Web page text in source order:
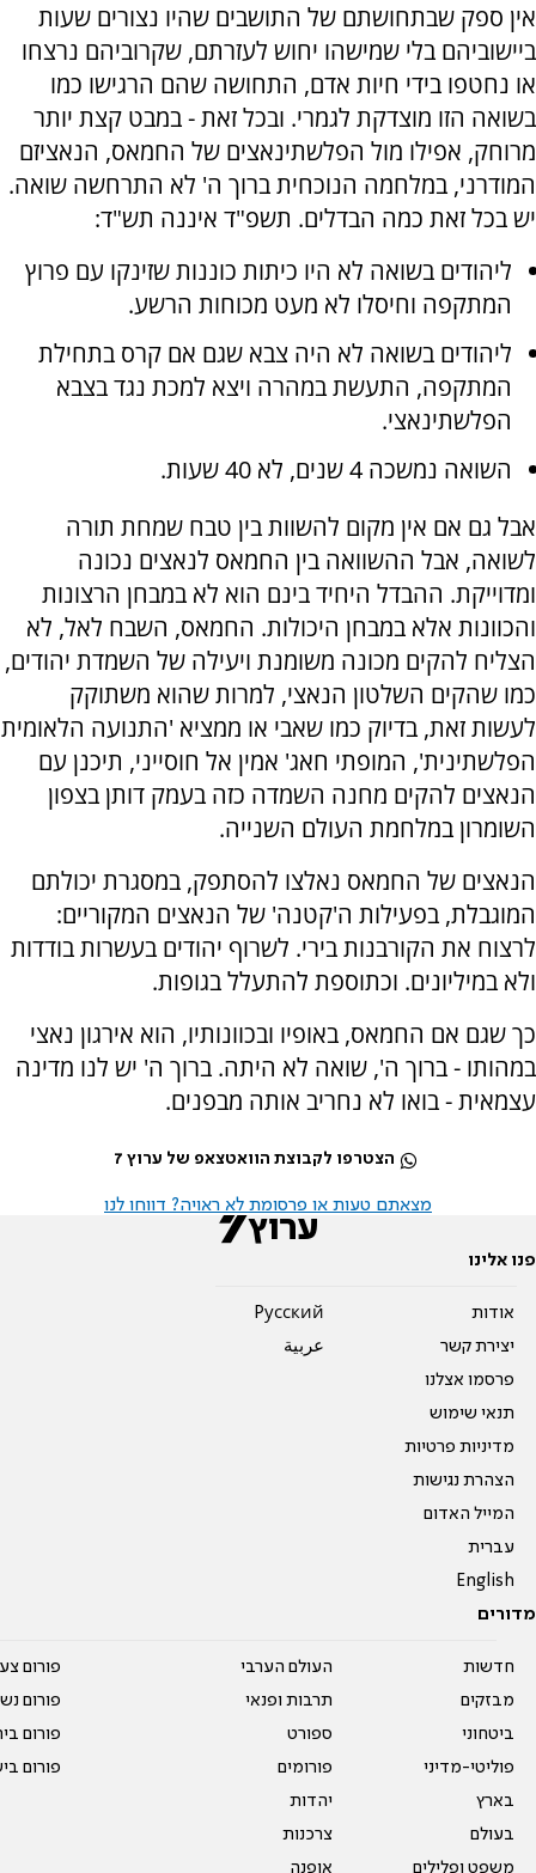
אין ספק שבתחושתם של התושבים שהיו נצורים שעות
ביישוביהם בלי שמישהו יחוש לעזרתם, שקרוביהם נרצחו
או נחטפו בידי חיות אדם, התחושה שהם הרגישו כמו
בשואה הזו מוצדקת לגמרי. ובכל זאת - במבט קצת יותר
מרוחק, אפילו מול הפלשתינאצים של החמאס, הנאציזם
המודרני, במלחמה הנוכחית ברוך ה' לא התרחשה שואה.
יש בכל זאת כמה הבדלים. תשפ"ד איננה תש"ד:
ליהודים בשואה לא היו כיתות כוננות שזינקו עם פרוץ
המתקפה וחיסלו לא מעט מכוחות הרשע.
ליהודים בשואה לא היה צבא שגם אם קרס בתחילת
המתקפה, התעשת במהרה ויצא למכת נגד בצבא
הפלשתינאצי.
השואה נמשכה 4 שנים, לא 40 שעות.
אבל גם אם אין מקום להשוות בין טבח שמחת תורה
לשואה, אבל ההשוואה בין החמאס לנאצים נכונה
ומדוייקת. ההבדל היחיד בינם הוא לא במבחן הרצונות
והכוונות אלא במבחן היכולות. החמאס, השבח לאל, לא
הצליח להקים מכונה משומנת ויעילה של השמדת יהודים,
כמו שהקים השלטון הנאצי, למרות שהוא משתוקק
לעשות זאת, בדיוק כמו שאבי או ממציא 'התנועה הלאומית
הפלשתינית', המופתי חאג' אמין אל חוסייני, תיכנן עם
הנאצים להקים מחנה השמדה כזה בעמק דותן בצפון
השומרון במלחמת העולם השנייה.
הנאצים של החמאס נאלצו להסתפק, במסגרת יכולתם
המוגבלת, בפעילות ה'קטנה' של הנאצים המקוריים:
לרצוח את הקורבנות בירי. לשרוף יהודים בעשרות בודדות
ולא במיליונים. וכתוספת להתעלל בגופות.
כך שגם אם החמאס, באופיו ובכוונותיו, הוא אירגון נאצי
במהותו - ברוך ה', שואה לא היתה. ברוך ה' יש לנו מדינה
עצמאית - בואו לא נחריב אותה מבפנים.
הצטרפו לקבוצת הוואטצאפ של ערוץ 7
מצאתם טעות או פרסומת לא ראויה? דווחו לנו
פנו אלינו
אודות
יצירת קשר
פרסמו אצלנו
תנאי שימוש
מדיניות פרטיות
הצהרת נגישות
המייל האדום
עברית
English
Pусский
عربية
מדורים
חדשות
מבזקים
ביטחוני
פוליטי-מדיני
בארץ
בעולם
משפט ופלילים
העולם הערבי
תרבות ופנאי
ספורט
פורומים
יהדות
צרכנות
אופנה
פורום
פורום
פורום
פורום